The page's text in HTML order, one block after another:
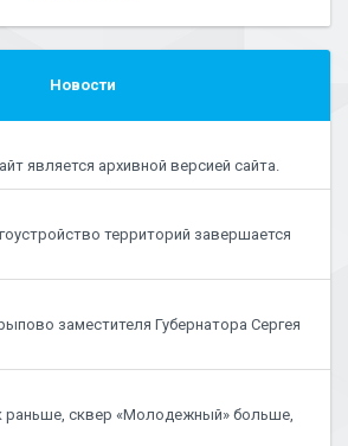
Новости
является архивной версией сайта.
территорий завершается
заместителя Губернатора Сергея
раньше, сквер «Молодежный» больше,